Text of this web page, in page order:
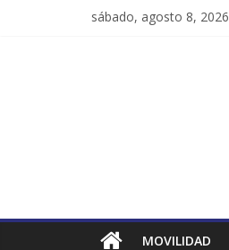
sábado, agosto 8, 2026
MOVILIDAD